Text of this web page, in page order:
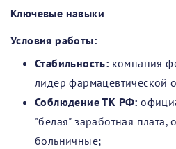
Ключевые навыки
Условия работы:
Стабильность: компания
лидер фармацевтической
Соблюдение ТК РФ:
"белая" заработная плата,
больничные;